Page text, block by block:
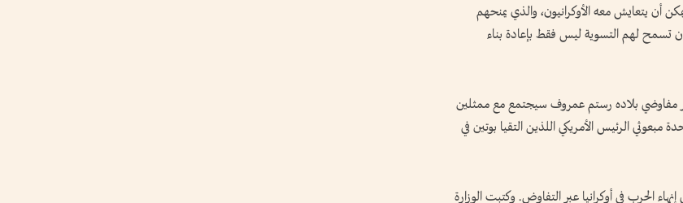
أن يتعايش معه الأوكرانيون، والذي يمنحهم
تسمح لهم التسوية ليس فقط بإعادة بناء
مفاوضي بلاده رستم عمروف سيجتمع مع ممثلين
مبعوثي الرئيس الأمريكي اللذين التقيا بوتين في
الحرب في أوكرانيا عبر التفاوض. وكتبت الوزارة